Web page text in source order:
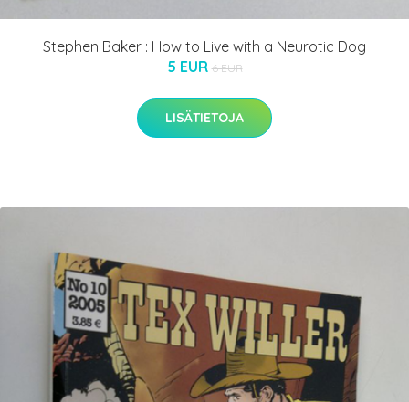
Stephen Baker : How to Live with a Neurotic Dog
5 EUR 6 EUR
LISÄTIETOJA